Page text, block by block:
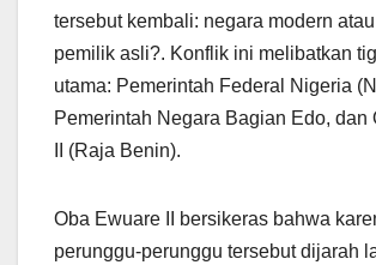
tersebut kembali: negara modern
pemilik asli?. Konflik ini melibatkan
utama: Pemerintah Federal Nigeria
Pemerintah Negara Bagian Edo, dan
II (Raja Benin).
Oba Ewuare II bersikeras bahwa
perunggu-perunggu tersebut dijarah